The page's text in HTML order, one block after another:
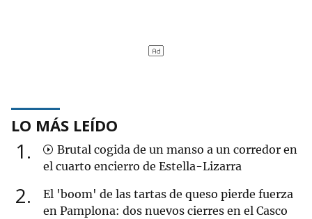
LO MÁS LEÍDO
1
Brutal cogida de un manso a un corredor en
el cuarto encierro de Estella-Lizarra
2
El 'boom' de las tartas de queso pierde fuerza
en Pamplona: dos nuevos cierres en el Casco